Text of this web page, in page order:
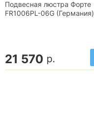
Подвесная люстра Форте
FR1006PL-06G (Германия)
21 570 р.